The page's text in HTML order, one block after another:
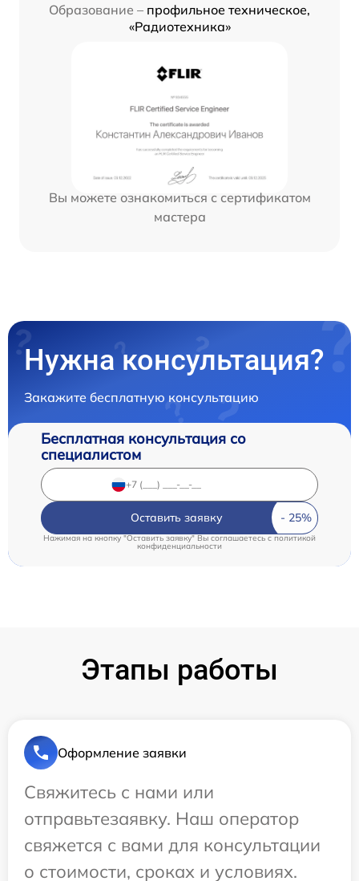
Образование – профильное техническое,
«Радиотехника»
Вы можете ознакомиться с сертификатом
мастера
Нужна консультация?
Закажите бесплатную консультацию
Бесплатная консультация со
специалистом
Оставить заявку
Нажимая на кнопку "Оставить заявку" Вы соглашаетесь cполитикой
конфиденциальности
Этапы работы
Оформление заявки
Свяжитесь с нами или
отправьтезаявку. Наш оператор
свяжется с вами для консультации
о стоимости, сроках и условиях.